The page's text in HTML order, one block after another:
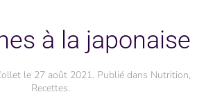
à la japonaise
le 27 août 2021. Publié dans Nutrition,
Recettes.